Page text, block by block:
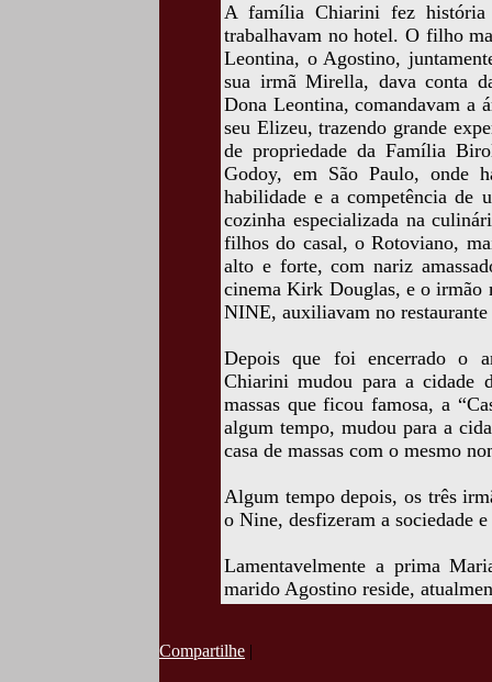
A família Chiarini fez história
trabalhavam no hotel. O filho
Leontina, o Agostino,
sua irmã Mirella, dava conta
Dona Leontina, comandavam a
seu Elizeu, trazendo grande
de propriedade da Família
Godoy, em São Paulo, onde
habilidade e a competência de
cozinha especializada na
filhos do casal, o Rotoviano,
alto e forte, com nariz
cinema Kirk Douglas, e o irmão
NINE, auxiliavam no
Depois que foi encerrado o
Chiarini mudou para a cidade
massas que ficou famosa, a
algum tempo, mudou para a
casa de massas com o mesmo
Algum tempo depois, os três
o Nine, desfizeram a sociedade
Lamentavelmente a prima
marido Agostino reside,
Compartilhe |